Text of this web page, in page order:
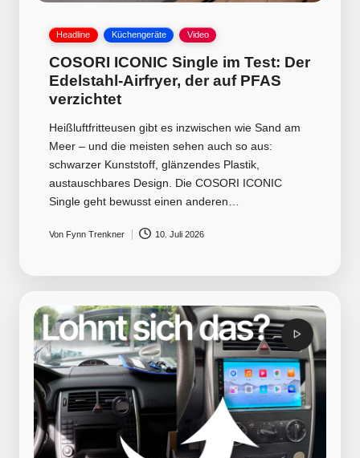
Posted
Headline Küchengeräte Video
COSORI ICONIC Single im Test: Der
Edelstahl-Airfryer, der auf PFAS
verzichtet
Heißluftfritteusen gibt es inzwischen wie Sand am
Meer – und die meisten sehen auch so aus:
schwarzer Kunststoff, glänzendes Plastik,
austauschbares Design. Die COSORI ICONIC
Single geht bewusst einen anderen…
Posted
Von Fynn Trenkner 10. Juli 2026